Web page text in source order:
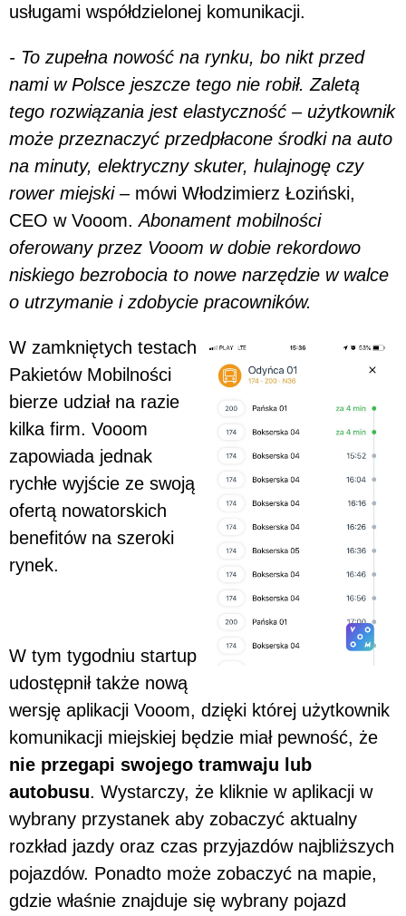
usługami współdzielonej komunikacji.
- To zupełna nowość na rynku, bo nikt przed
nami w Polsce jeszcze tego nie robił. Zaletą
tego rozwiązania jest elastyczność – użytkownik
może przeznaczyć przedpłacone środki na auto
na minuty, elektryczny skuter, hulajnogę czy
rower miejski –mówi Włodzimierz Łoziński,
CEO w Vooom.Abonament mobilności
oferowany przez Vooom w dobie rekordowo
niskiego bezrobocia to nowe narzędzie w walce
o utrzymanie i zdobycie pracowników.
W zamkniętych testach
Pakietów Mobilności
bierze udział na razie
kilka firm. Vooom
zapowiada jednak
rychłe wyjście ze swoją
ofertą nowatorskich
benefitów na szeroki
rynek.
W tym tygodniu startup
udostępnił także nową
wersję aplikacji Vooom, dzięki której użytkownik
komunikacji miejskiej będzie miał pewność, że
nie przegapi swojego tramwaju lub
autobusu. Wystarczy, że kliknie w aplikacji w
wybrany przystanek aby zobaczyć aktualny
rozkład jazdy oraz czas przyjazdów najbliższych
pojazdów. Ponadto może zobaczyć na mapie,
gdzie właśnie znajduje się wybrany pojazd